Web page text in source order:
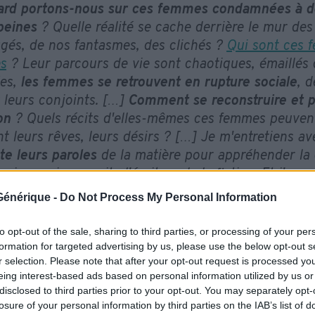
- Do Not Process My Personal Information
opt-out of the sale, sharing to third parties, or processing of your
for targeted advertising by us, please use the below opt-out
selection. Please note that after your opt-out request is processed
interest-based ads based on personal information utilized by us
to third parties prior to your opt-out. You may separately
of your personal information by third parties on the IAB’s list of
portons-nous sur ces femmes condamnées à
? Quelle réalité se cache derrière le mur
de nos fantasmes, des clichés ?Qui sont ces
? Leur parcours de vie sont chaotiques, émaillés
les femmes se retrouvent en rupture sociale,
leurs conjoints. […] Comment se reconstruire et
? Quels récits d'elles-mêmes ces femmes
leurs rêves, leurs désirs ? […] Je m'entretiens
leurs paroles de la matière pour appréhender
nourrira ensuite l'écriture de la fiction. Et
de résilience des femmes que je rencontre
Femmes qui peuvent souffrir du désintérêt
je souhaite leur redonner de la dignité, de la
CHRS Val-de-Marne que Marie Delmarès a
A l’Îlot nous sommes particulièrement